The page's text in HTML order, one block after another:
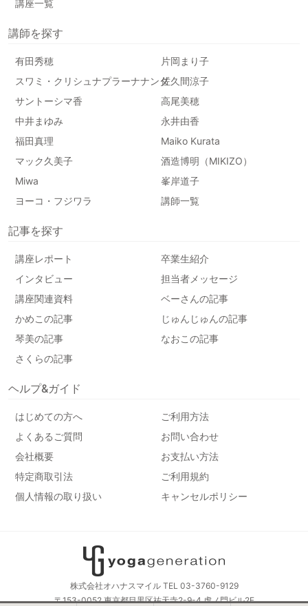
講座一覧
講師を探す
有田秀穂
片岡まり子
スワミ・クリシュナプラーナナンダ佐久間涼子
サントーシマ香
高尾美穂
中井まゆみ
永井由香
福田真理
Maiko Kurata
マック久美子
酒造博明（MIKIZO）
Miwa
峯岸道子
ヨーコ・フジワラ
講師一覧
記事を探す
講座レポート
卒業生紹介
インタビュー
担当者メッセージ
講座関連資料
ベーさんの記事
かめこの記事
じゅんじゅんの記事
琴美の記事
なおこの記事
さくらの記事
ヘルプ&ガイド
はじめての方へ
ご利用方法
よくあるご質問
お問い合わせ
会社概要
お支払い方法
特定商取引法
ご利用規約
個人情報の取り扱い
キャンセルポリシー
株式会社オハナスマイル TEL 03-3760-9129
〒153-0052 東京都目黒区祐天寺2-9-4 虎ノ門ビル2F